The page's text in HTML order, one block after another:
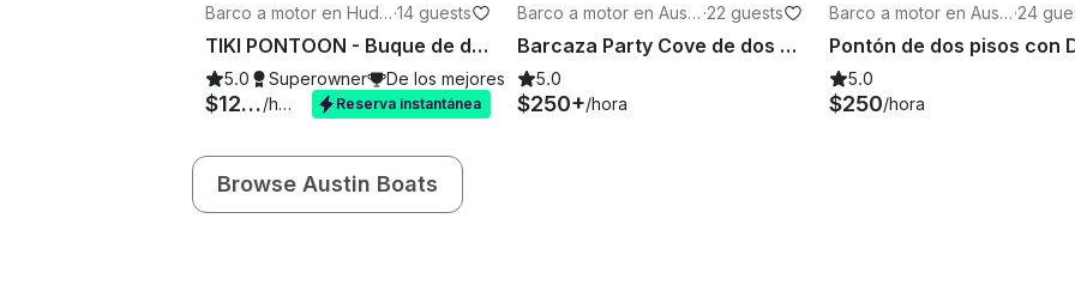
Barco a motor en Huds
on Bend
·14 guests
TIKI PONTOON - Buque de dos pisos con tobogán en el lago Travis
5.0 Superowner De los mejores de 2026
$125+ /hora Reserva instantánea
Barco a motor en Austi
n
·22 guests
Barcaza Party Cove de dos pisos con tobogán para hasta 22 personas - Lake Austin
5.0
$250+/hora
Barco a motor en Austi
n
·24
5.0
$250/hora
Browse Austin Boats